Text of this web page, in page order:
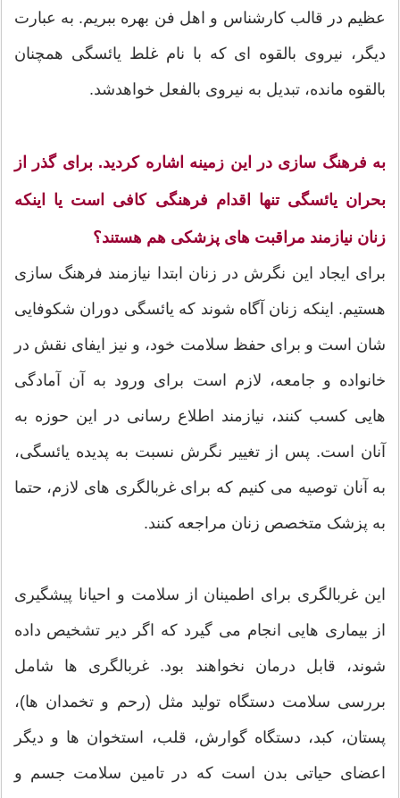
عظیم در قالب کارشناس و اهل فن بهره ببریم. به عبارت
دیگر، نیروی بالقوه ای که با نام غلط یائسگی همچنان
بالقوه مانده، تبدیل به نیروی بالفعل خواهدشد.
به فرهنگ سازی در این زمینه اشاره کردید. برای گذر از
بحران یائسگی تنها اقدام فرهنگی کافی است یا اینکه
زنان نیازمند مراقبت های پزشکی هم هستند؟
برای ایجاد این نگرش در زنان ابتدا نیازمند فرهنگ سازی
هستیم. اینکه زنان آگاه شوند که یائسگی دوران شکوفایی
شان است و برای حفظ سلامت خود، و نیز ایفای نقش در
خانواده و جامعه، لازم است برای ورود به آن آمادگی
هایی کسب کنند، نیازمند اطلاع رسانی در این حوزه به
آنان است. پس از تغییر نگرش نسبت به پدیده یائسگی،
به آنان توصیه می کنیم که برای غربالگری های لازم، حتما
به پزشک متخصص زنان مراجعه کنند.
این غربالگری برای اطمینان از سلامت و احیانا پیشگیری
از بیماری هایی انجام می گیرد که اگر دیر تشخیص داده
شوند، قابل درمان نخواهند بود. غربالگری ها شامل
بررسی سلامت دستگاه تولید مثل (رحم و تخمدان ها)،
پستان، کبد، دستگاه گوارش، قلب، استخوان ها و دیگر
اعضای حیاتی بدن است که در تامین سلامت جسم و